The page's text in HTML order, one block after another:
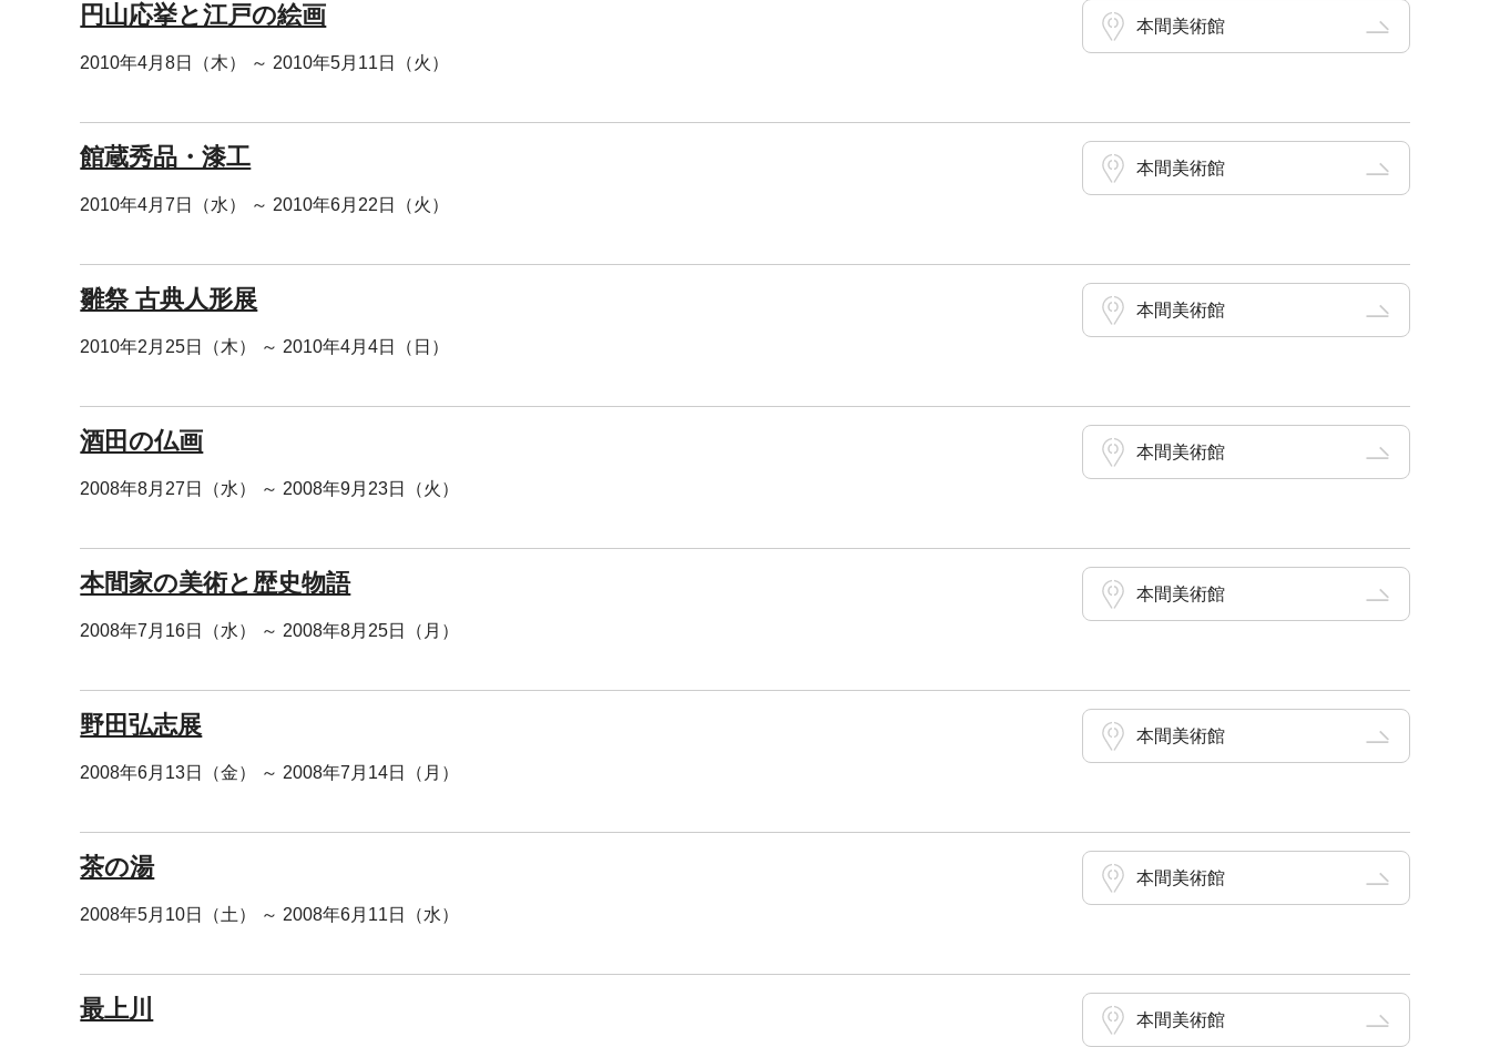
円山応挙と江戸の絵画
2010年4月8日（木） ～ 2010年5月11日（火）
本間美術館
館蔵秀品・漆工
2010年4月7日（水） ～ 2010年6月22日（火）
本間美術館
雛祭 古典人形展
2010年2月25日（木） ～ 2010年4月4日（日）
本間美術館
酒田の仏画
2008年8月27日（水） ～ 2008年9月23日（火）
本間美術館
本間家の美術と歴史物語
2008年7月16日（水） ～ 2008年8月25日（月）
本間美術館
野田弘志展
2008年6月13日（金） ～ 2008年7月14日（月）
本間美術館
茶の湯
2008年5月10日（土） ～ 2008年6月11日（水）
本間美術館
最上川 本間美術館